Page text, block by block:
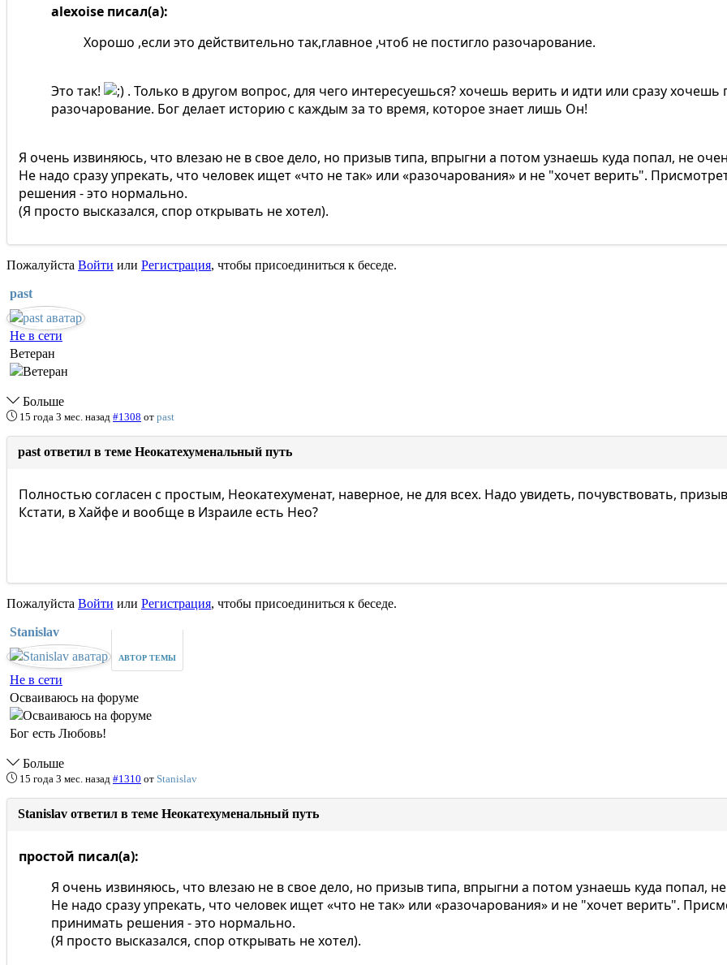
alexoise писал(а):
Хорошо ,если это действительно так,главное ,чтоб не постигло разочарование.
Это так!
. Только в другом вопрос, для чего интересуешься? хочешь верить и идти или сразу хочешь
разочарование. Бог делает историю с каждым за то время, которое знает лишь Он!
Я очень извиняюсь, что влезаю не в свое дело, но призыв типа, впрыгни а потом узнаешь куда попал, не
Не надо сразу упрекать, что человек ищет «что не так» или «разочарования» и не "хочет верить".
решения - это нормально.
(Я просто высказался, спор открывать не хотел).
Пожалуйста Войти или Регистрация, чтобы присоединиться к беседе.
past
Не в сети
Ветеран
Больше
15 года 3 мес. назад #1308 от past
past ответил в теме Неокатехуменальный путь
Полностью согласен с простым, Неокатехуменат, наверное, не для всех. Надо увидеть, почувствовать,
Кстати, в Хайфе и вообще в Израиле есть Нео?
Пожалуйста Войти или Регистрация, чтобы присоединиться к беседе.
Stanislav
АВТОР ТЕМЫ
Не в сети
Осваиваюсь на форуме
Бог есть Любовь!
Больше
15 года 3 мес. назад #1310 от Stanislav
Stanislav ответил в теме Неокатехуменальный путь
простой писал(а):
Я очень извиняюсь, что влезаю не в свое дело, но призыв типа, впрыгни а потом узнаешь куда попал,
Не надо сразу упрекать, что человек ищет «что не так» или «разочарования» и не "хочет верить".
принимать решения - это нормально.
(Я просто высказался, спор открывать не хотел).